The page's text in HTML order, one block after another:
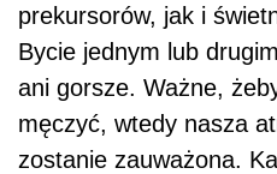
prekursorów, jak i
Bycie jednym lub
ani gorsze. Ważne,
męczyć, wtedy nasza
zostanie zauważona.